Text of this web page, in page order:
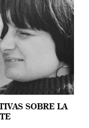
SOBRE LA